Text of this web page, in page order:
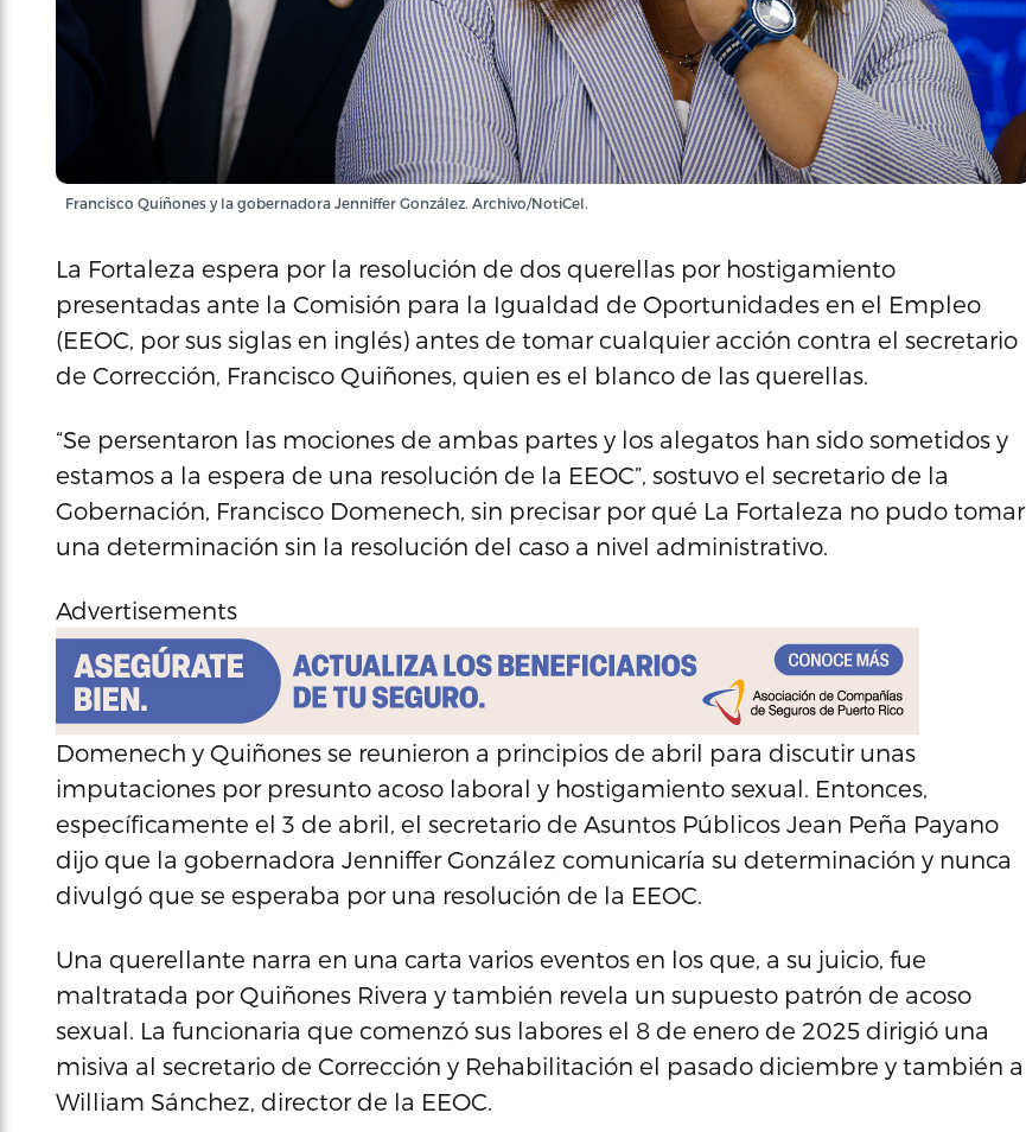
Francisco Quiñones y la gobernadora Jenniffer González. Archivo/NotiCel.
La Fortaleza espera por la resolución de dos querellas por hostigamiento
presentadas ante la Comisión para la Igualdad de Oportunidades en el Empleo
(EEOC, por sus siglas en inglés) antes de tomar cualquier acción contra el secretario
de Corrección, Francisco Quiñones, quien es el blanco de las querellas.
“Se persentaron las mociones de ambas partes y los alegatos han sido sometidos y
estamos a la espera de una resolución de la EEOC”, sostuvo el secretario de la
Gobernación, Francisco Domenech, sin precisar por qué La Fortaleza no pudo tomar
una determinación sin la resolución del caso a nivel administrativo.
Advertisements
Domenech y Quiñones se reunieron a principios de abril para discutir unas
imputaciones por presunto acoso laboral y hostigamiento sexual. Entonces,
específicamente el 3 de abril, el secretario de Asuntos Públicos Jean Peña Payano
dijo que la gobernadora Jenniffer González comunicaría su determinación y nunca
divulgó que se esperaba por una resolución de la EEOC.
Una querellante narra en una carta varios eventos en los que, a su juicio, fue
maltratada por Quiñones Rivera y también revela un supuesto patrón de acoso
sexual. La funcionaria que comenzó sus labores el 8 de enero de 2025 dirigió una
misiva al secretario de Corrección y Rehabilitación el pasado diciembre y también a
William Sánchez, director de la EEOC.